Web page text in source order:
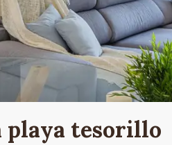
playa tesorillo